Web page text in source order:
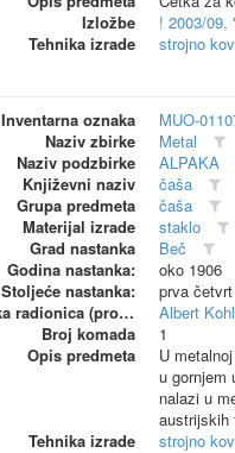
Izložbe
! 2003/09,
Tehnika izrade
strojno
Inventarna oznaka
MUO-
Naziv zbirke
Metal
Naziv podzbirke
ALPAKA
Književni naziv
čaša
Grupa predmeta
čaša
Materijal izrade
staklo
Grad nastanka
Beč
Godina nastanka:
oko 1906
Stoljeće nastanka:
prva
Autorska radionica (proizvođač)
Albert
Broj komada
1
Opis predmeta
U
u gornjem
nalazi u
austrijskih
Tehnika izrade
strojno